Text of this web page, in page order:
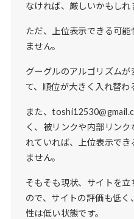
なければ、厳しいかもしれ
ただ、上位表示できる可
ません。
グーグルのアルゴリズム
て、順位が大きく入れ替わ
また、
く、被リンクや内部リン
れていれば、上位表示で
ません。
そもそも現状、サイトを
ので、サイトの評価も低
性は低い状態です。